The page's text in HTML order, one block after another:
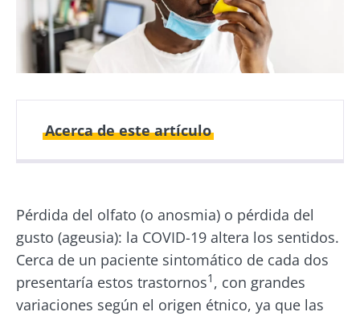
Acerca de este artículo
27 Abril 2021
14 Mayo 2024
Pérdida del olfato (o anosmia) o pérdida del
gusto (ageusia): la COVID-19 altera los sentidos.
Cerca de un paciente sintomático de cada dos
presentaría estos trastornos1 , con grandes
variaciones según el origen étnico, ya que las